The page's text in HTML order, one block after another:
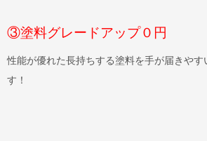
③塗料グレードアップ０円
性能が優れた長持ちする塗料を手が届きやす
す！